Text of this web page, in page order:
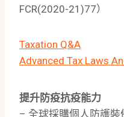
FCR(2020-21)77）
Taxation Q&A
Advanced Tax Laws
提升防疫抗疫能力
– 全球採購個人防護